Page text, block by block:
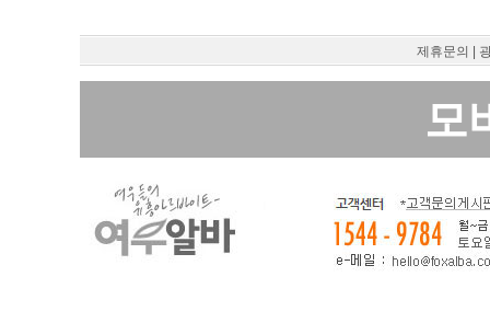
제휴문의
모